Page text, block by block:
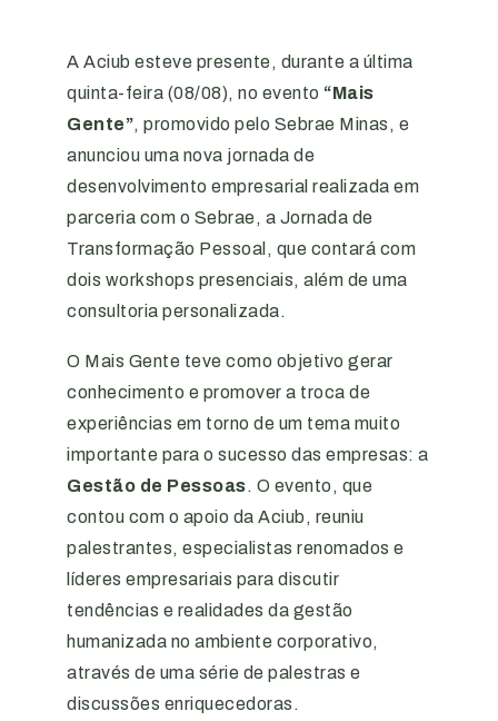
A Aciub esteve presente, durante a última
quinta-feira (08/08), no evento “Mais
Gente”, promovido pelo Sebrae Minas, e
anunciou uma nova jornada de
desenvolvimento empresarial realizada em
parceria com o Sebrae, a Jornada de
Transformação Pessoal, que contará com
dois workshops presenciais, além de uma
consultoria personalizada.
O Mais Gente teve como objetivo gerar
conhecimento e promover a troca de
experiências em torno de um tema muito
importante para o sucesso das empresas: a
Gestão de Pessoas. O evento, que
contou com o apoio da Aciub, reuniu
palestrantes, especialistas renomados e
líderes empresariais para discutir
tendências e realidades da gestão
humanizada no ambiente corporativo,
através de uma série de palestras e
discussões enriquecedoras.